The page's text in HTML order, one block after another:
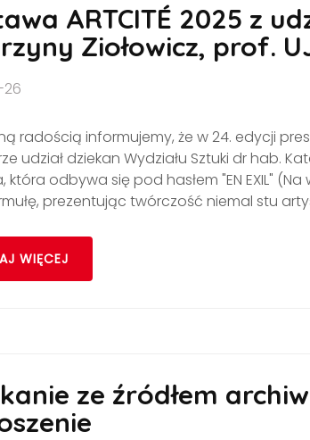
ARTCITÉ 2025 z
Ziołowicz, prof.
radością informujemy, że w 24. edycji
udział dziekan Wydziału Sztuki dr hab.
która odbywa się pod hasłem "EN EXIL"
prezentując twórczość niemal stu
WIĘCEJ
ze źródłem